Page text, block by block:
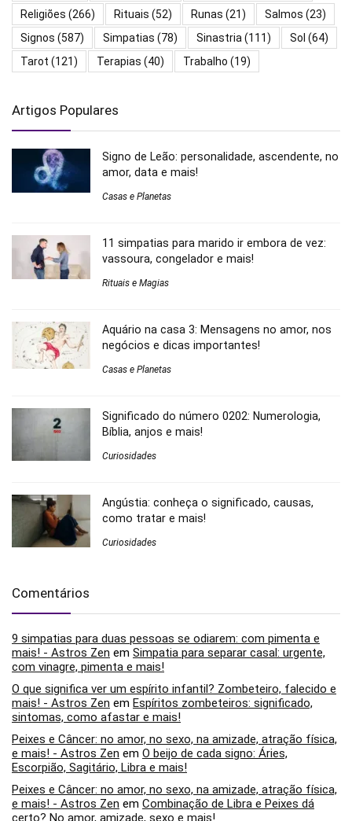
Religiões (266) Rituais (52) Runas (21) Salmos (23)
Signos (587) Simpatias (78) Sinastria (111) Sol (64)
Tarot (121) Terapias (40) Trabalho (19)
Artigos Populares
Signo de Leão: personalidade, ascendente, no
amor, data e mais!
Casas e Planetas
11 simpatias para marido ir embora de vez:
vassoura, congelador e mais!
Rituais e Magias
Aquário na casa 3: Mensagens no amor, nos
negócios e dicas importantes!
Casas e Planetas
Significado do número 0202: Numerologia,
Bíblia, anjos e mais!
Curiosidades
Angústia: conheça o significado, causas,
como tratar e mais!
Curiosidades
Comentários
9 simpatias para duas pessoas se odiarem: com pimenta e
mais! - Astros Zen em Simpatia para separar casal: urgente,
com vinagre, pimenta e mais!
O que significa ver um espírito infantil? Zombeteiro, falecido e
mais! - Astros Zen em Espíritos zombeteiros: significado,
sintomas, como afastar e mais!
Peixes e Câncer: no amor, no sexo, na amizade, atração física,
e mais! - Astros Zen em O beijo de cada signo: Áries,
Escorpião, Sagitário, Libra e mais!
Peixes e Câncer: no amor, no sexo, na amizade, atração física,
e mais! - Astros Zen em Combinação de Libra e Peixes dá
certo? No amor, amizade, sexo e mais!